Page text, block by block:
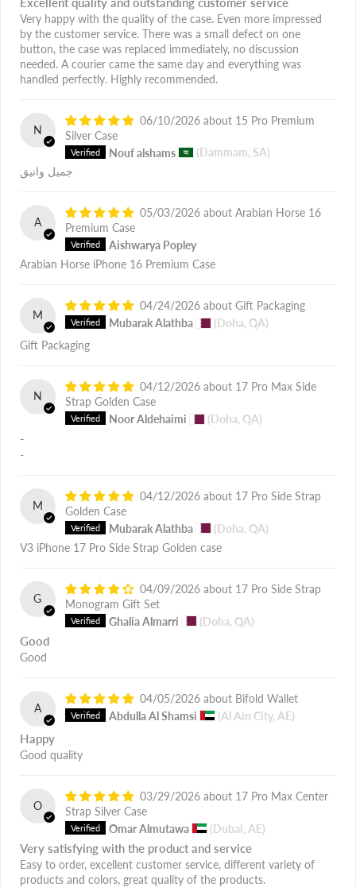
Very happy with the quality of the case. Even more impressed
by the customer service. There was a small defect on one
button, the case was replaced immediately, no discussion
needed. A courier came the same day and everything was
handled perfectly. Highly recommended.
N
06/10/2026
15 Pro Premium
Silver Case
Nouf alshams
(Dammam, SA)
جميل وانيق
A
05/03/2026
Arabian Horse 16
Premium Case
Aishwarya Popley
Arabian Horse iPhone 16 Premium Case
M
04/24/2026
Gift Packaging
Mubarak Alathba
(Doha, QA)
Gift Packaging
N
04/12/2026
17 Pro Max Side
Strap Golden Case
Noor Aldehaimi
(Doha, QA)
-
-
M
04/12/2026
17 Pro Side Strap
Golden Case
Mubarak Alathba
(Doha, QA)
V3 iPhone 17 Pro Side Strap Golden case
G
04/09/2026
17 Pro Side Strap
Monogram Gift Set
Ghalia Almarri
(Doha, QA)
Good
Good
A
04/05/2026
Bifold Wallet
Abdulla Al Shamsi
(Al Ain City, AE)
Happy
Good quality
O
03/29/2026
17 Pro Max Center
Strap Silver Case
Omar Almutawa
(Dubai, AE)
Very satisfying with the product and service
Easy to order, excellent customer service, different variety of
products and colors, great quality of the products.